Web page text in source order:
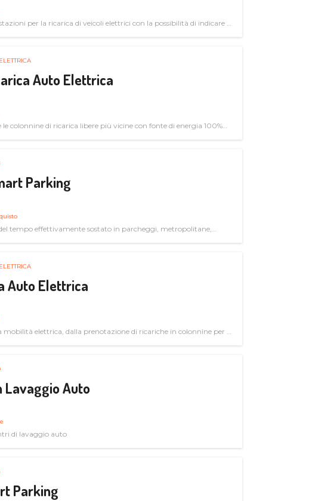
per la ricarica di veicoli elettrici con la possibilità di indicare le
Auto Elettrica
colonnine di ricarica libere più vicine con fonte di energia 100%
Parking
tempo effettivamente sostato in parcheggi, metropolitane,
Auto Elettrica
elettrica, dalla prenotazione di ricariche in colonnine per il
Lavaggio Auto
di lavaggio auto
Parking